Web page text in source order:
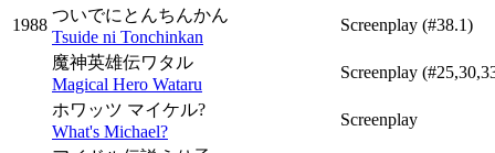
1988
ついでにとんちんかん
Tsuide ni Tonchinkan
Screenplay (#38.1)
魔神英雄伝ワタル
Magical Hero Wataru
Screenplay
ホワッツ マイケル?
What's Michael?
Screenplay